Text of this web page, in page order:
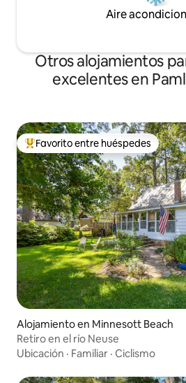
Aire
Otros alojamientos
excelentes en
Favorito entre huéspedes preferido
Favorito entre huéspedes
Alojamiento en Minnesott Beach
Retiro en el río Neuse
Ubicación · Familiar · Ciclismo